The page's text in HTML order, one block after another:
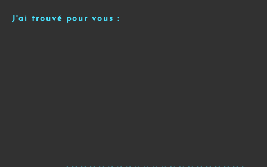
J'ai trouvé pour vous :